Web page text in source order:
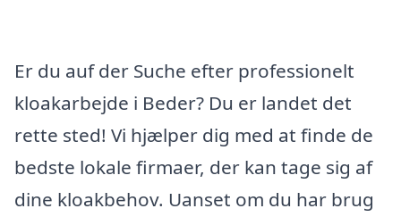
Er du auf der Suche efter professionelt
kloakarbejde i Beder? Du er landet det
rette sted! Vi hjælper dig med at finde de
bedste lokale firmaer, der kan tage sig af
dine kloakbehov. Uanset om du har brug